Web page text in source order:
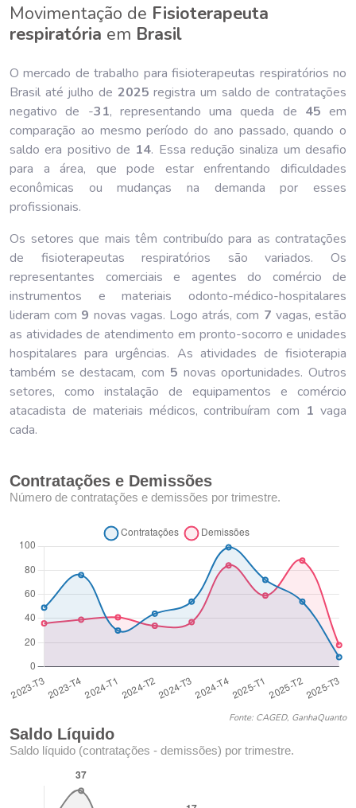
Movimentação de Fisioterapeuta
respiratória em Brasil
O mercado de trabalho para fisioterapeutas respiratórios no
Brasil até julho de 2025 registra um saldo de contratações
negativo de -31, representando uma queda de 45 em
comparação ao mesmo período do ano passado, quando o
saldo era positivo de 14. Essa redução sinaliza um desafio
para a área, que pode estar enfrentando dificuldades
econômicas ou mudanças na demanda por esses
profissionais.
Os setores que mais têm contribuído para as contratações
de fisioterapeutas respiratórios são variados. Os
representantes comerciais e agentes do comércio de
instrumentos e materiais odonto-médico-hospitalares
lideram com 9 novas vagas. Logo atrás, com 7 vagas, estão
as atividades de atendimento em pronto-socorro e unidades
hospitalares para urgências. As atividades de fisioterapia
também se destacam, com 5 novas oportunidades. Outros
setores, como instalação de equipamentos e comércio
atacadista de materiais médicos, contribuíram com 1 vaga
cada.
Contratações e Demissões
Número de contratações e demissões por trimestre.
Fonte: CAGED, GanhaQuanto
Saldo Líquido
Saldo líquido (contratações - demissões) por trimestre.